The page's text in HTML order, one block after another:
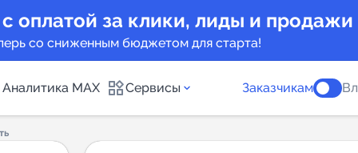
оплатой за клики, лиды и продажи
со сниженным бюджетом для старта!
Аналитика MAX Сервисы Заказчикам